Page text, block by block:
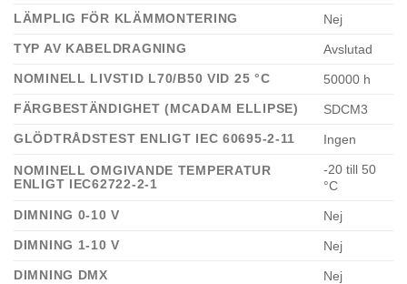
LÄMPLIG FÖR KLÄMMONTERING
Nej
TYP AV KABELDRAGNING
Avslutad
NOMINELL LIVSTID L70/B50 VID 25 °C
50000 h
FÄRGBESTÄNDIGHET (MCADAM ELLIPSE)
SDCM3
GLÖDTRÅDSTEST ENLIGT IEC 60695-2-11
Ingen
NOMINELL OMGIVANDE TEMPERATUR
ENLIGT IEC62722-2-1
-20 till 50
°C
DIMNING 0-10 V
Nej
DIMNING 1-10 V
Nej
DIMNING DMX
Nej